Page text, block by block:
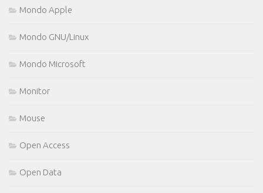
Mondo Apple
Mondo GNU/Linux
Mondo Microsoft
Monitor
Mouse
Open Access
Open Data